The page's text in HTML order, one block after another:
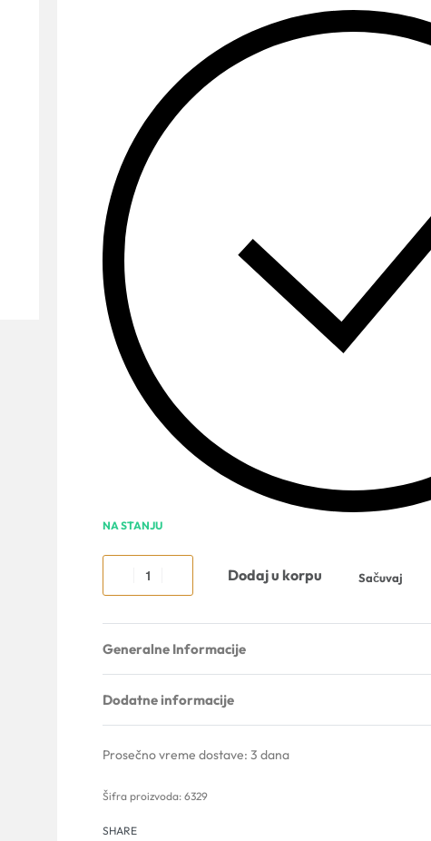
NA STANJU
Dodaj u korpu Sačuvaj
Generalne Informacije
Dodatne informacije
Prosečno vreme dostave: 3 dana
6329
SHARE